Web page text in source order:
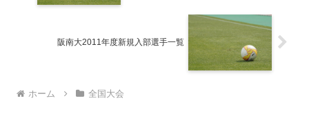
阪南大2011年度新規入部選手一覧
ホーム 全国大会